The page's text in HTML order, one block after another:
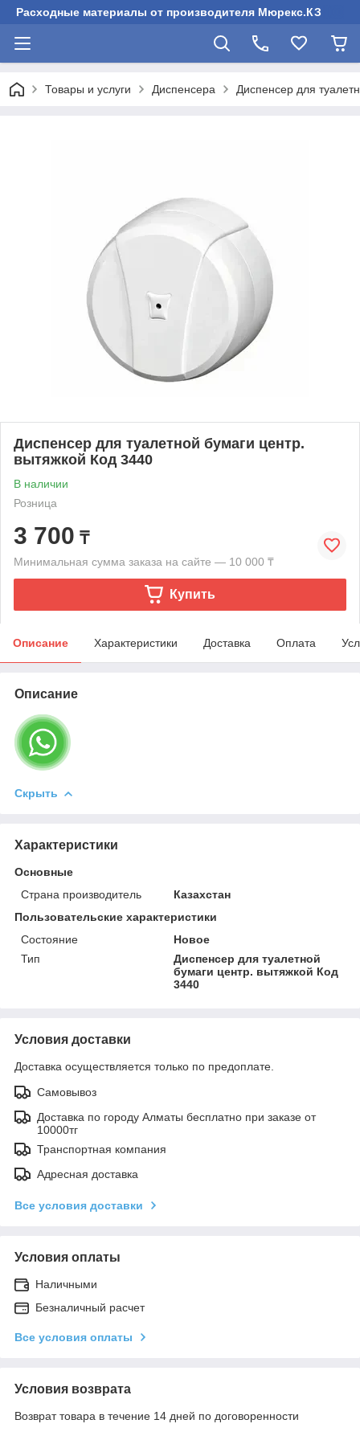
Расходные материалы от производителя Мюрекс.КЗ
Товары и услуги Диспенсера Диспенсер для
Диспенсер для туалетной бумаги центр.
вытяжкой Код 3440
В наличии
Розница
3 700 ₸
Минимальная сумма заказа на сайте — 10 000 ₸
Купить
Описание Характеристики Доставка Оплата
Описание
Скрыть
Характеристики
Основные
Страна производитель
Казахстан
Пользовательские характеристики
Состояние
Новое
Тип
Диспенсер для туалетной
бумаги центр. вытяжкой Код
3440
Условия доставки
Доставка осуществляется только по предоплате.
Самовывоз
Доставка по городу Алматы бесплатно при заказе от
10000тг
Транспортная компания
Адресная доставка
Все условия доставки
Условия оплаты
Наличными
Безналичный расчет
Все условия оплаты
Условия возврата
Возврат товара в течение 14 дней по договоренности